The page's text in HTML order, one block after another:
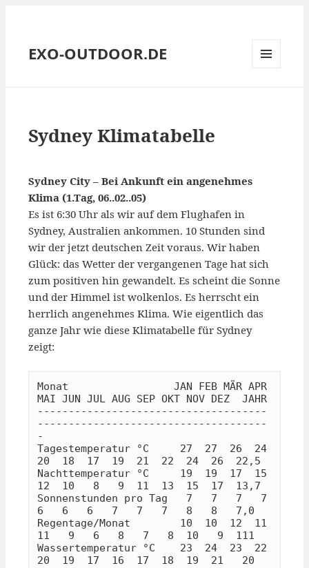
EXO-OUTDOOR.DE
Sydney Klimatabelle
Sydney City – Bei Ankunft ein angenehmes
Klima (1.Tag, 06..02..05)
Es ist 6:30 Uhr als wir auf dem Flughafen in
Sydney, Australien ankommen. 10 Stunden sind
wir der jetzt deutschen Zeit voraus. Wir haben
Glück: das Wetter der vergangenen Tage hat sich
zum positiven hin gewandelt. Es scheint die Sonne
und der Himmel ist wolkenlos. Es herrscht ein
herrlich angenehmes Klima. Wie eigentlich das
ganze Jahr wie diese Klimatabelle für Sydney
zeigt:
Monat                 JAN FEB MÄR APR
MAI JUN JUL AUG SEP OKT NOV DEZ  JAHR
-------------------------------------
-------------------------------------
-
Tagestemperatur °C     27  27  26  24
20  18  17  19  21  22  24  26  22,5
Nachttemperatur °C     19  19  17  15
12  10   8   9  11  13  15  17  13,7
Sonnenstunden pro Tag   7   7   7   7
6   6   6   7   7   7   8   8   7,0
Regentage/Monat        10  10  12  11
11   9   6   8   7   8  10   9  111
Wassertemperatur °C    23  24  23  22
20  19  17  16  17  18  19  21   20